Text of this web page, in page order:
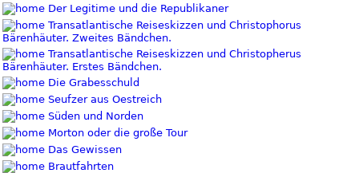
Der Legitime und die Republikaner
Transatlantische Reiseskizzen und Christophorus
Bärenhäuter. Zweites Bändchen.
Transatlantische Reiseskizzen und Christopherus
Bärenhäuter. Erstes Bändchen.
Die Grabesschuld
Seufzer aus Oestreich
Süden und Norden
Morton oder die große Tour
Das Gewissen
Brautfahrten